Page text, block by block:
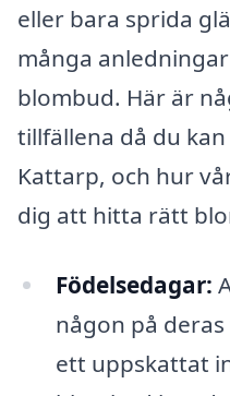
eller bara sprida
många
blombud. Här är
tillfällena då du
Kattarp, och hur
dig att hitta rätt
Födelsedagar:
någon på
ett uppskattat